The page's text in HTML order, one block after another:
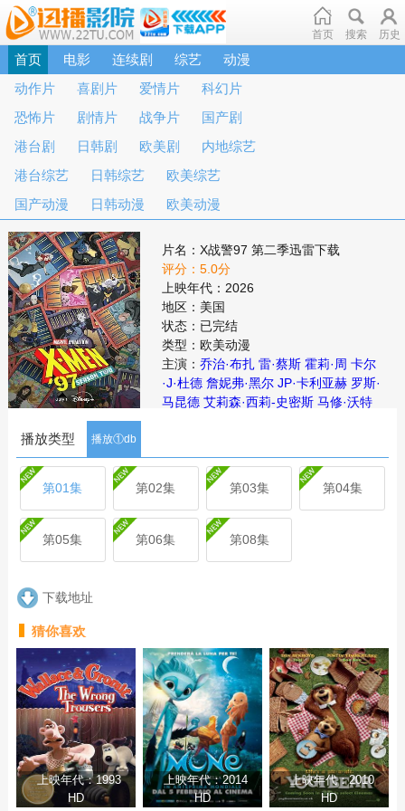
首页 搜索 历史
首页 电影 连续剧 综艺
动漫
动作片
喜剧片 爱情片
科幻片
恐怖片
剧情片 战争片
国产剧
港台剧
日韩剧 欧美剧
内地综艺
港台综艺
日韩综艺
欧美综艺
国产动漫
日韩动漫 欧美动漫
片名：X战警97 第二季迅雷下载
评分：5.0分
上映年代：2026
地区：美国
状态：已完结
类型：欧美动漫
主演： 乔治·布扎 雷·蔡斯 霍莉·周 卡尔
·J·杜德 詹妮弗·黑尔 JP·卡利亚赫 罗斯·
马昆德 艾莉森·西莉-史密斯 马修·沃特
线，从过去，到未来，而他们将在最脆
弱的时间点遭遇袭击——如今，1990年
代。天启发威，大战来临。
简介
播放类型 播放①db
第01集 第02集 第03集 第04集
第05集 第06集 第08集
下载地址
猜你喜欢
上映年代：1993
HD
上映年代：2014
HD
上映年代：2010
HD